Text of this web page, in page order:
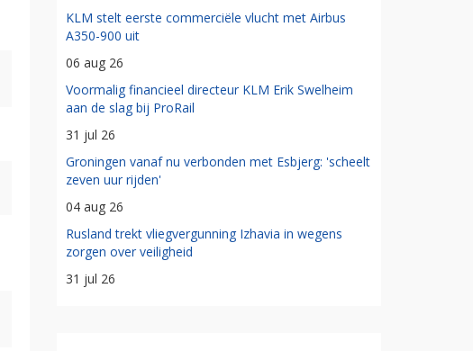
KLM stelt eerste commerciële vlucht met Airbus
A350-900 uit
06 aug 26
Voormalig financieel directeur KLM Erik Swelheim
aan de slag bij ProRail
31 jul 26
Groningen vanaf nu verbonden met Esbjerg: 'scheelt
zeven uur rijden'
04 aug 26
Rusland trekt vliegvergunning Izhavia in wegens
zorgen over veiligheid
31 jul 26